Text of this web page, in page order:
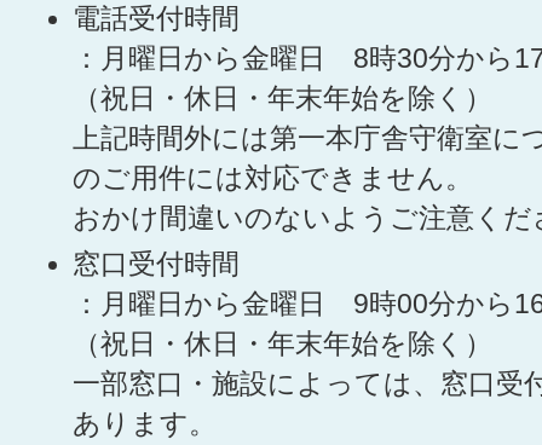
電話受付時間
：月曜日から金曜日 8時30分から
（祝日・休日・年末年始を除く）
上記時間外には第一本庁舎守衛室に
のご用件には対応できません。
おかけ間違いのないようご注意くだ
窓口受付時間
：月曜日から金曜日 9時00分から
（祝日・休日・年末年始を除く）
一部窓口・施設によっては、窓口受
あります。